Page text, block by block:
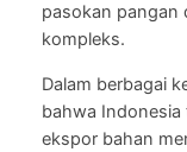
pasokan pangan
kompleks.
Dalam berbagai
bahwa
ekspor bahan